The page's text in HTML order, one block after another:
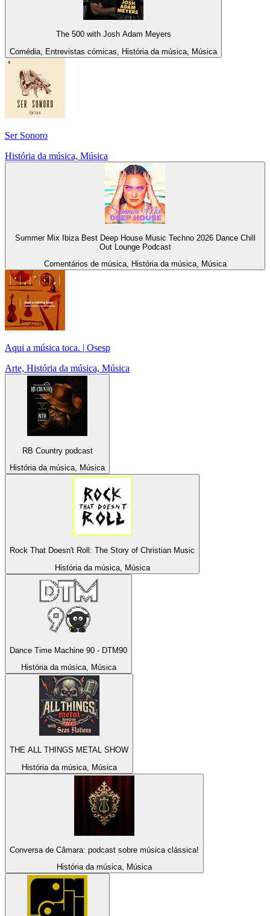
The 500 with Josh Adam Meyers
Comédia, Entrevistas cómicas, História da música, Música
Ser Sonoro
História da música, Música
Summer Mix Ibiza Best Deep House Music Techno 2026 Dance Chill
Out Lounge Podcast
Comentários de música, História da música, Música
Aqui a música toca. | Osesp
Arte, História da música, Música
RB Country podcast
História da música, Música
Rock That Doesn't Roll: The Story of Christian Music
História da música, Música
Dance Time Machine 90 - DTM90
História da música, Música
THE ALL THINGS METAL SHOW
História da música, Música
Conversa de Câmara: podcast sobre música clássica!
História da música, Música